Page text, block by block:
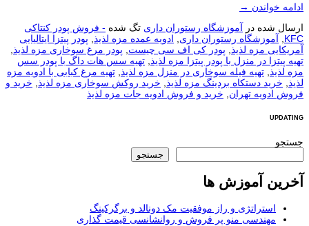
ادامه خواندن →
ارسال شده در آموزشگاه رستوران داری تگ شده - فروش پودر کنتاکی
KFC
, آموزشگاه رستوران داری, ادویه عمده مزه لذیذ, پودر پیتزا ایتالیایی
آمریکایی مزه لذیذ, پودر کی اف سی چیست, پودر مرغ سوخاری مزه لذیذ,
تهیه پیتزا در منزل با پودر پیتزا مزه لذیذ, تهیه سس هات داگ با پودر سس
مزه لذیذ, تهیه فیله سوخاری در منزل مزه لذیذ, تهیه مرغ کبابی با ادویه مزه
لذیذ, خرید دستکاه بردینگ مزه لذیذ, خرید روکش سوخاری مزه لذیذ, خرید و
فروش ادویه تهران, خرید و فروش ادویه جات مزه لذیذ
UPDATING
جستجو
جستجو
آخرین آموزش ها
استراتژی و راز موفقیت مک دونالد و برگرکینگ
مهندسی منو پر فروش و روانشانسی قیمت گذاری